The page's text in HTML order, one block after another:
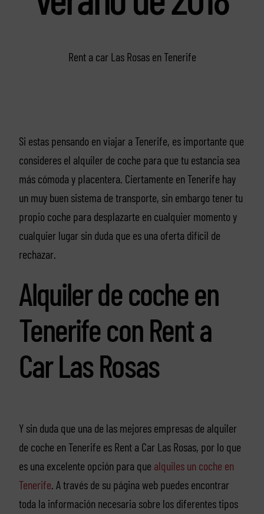
Rent a car Las Rosas en Tenerife
Si estas pensando en viajar a Tenerife, es importante que
consideres el alquiler de coche para que tu estancia sea
más cómoda y placentera. Ciertamente en Tenerife hay
un muy buen sistema de transporte, sin embargo tener tu
propio coche para desplazarte en cualquier momento y
cualquier lugar sin duda que es una oferta difícil de
rechazar.
Alquiler de coche en
Tenerife con Rent a
Car Las Rosas
Y sin duda que una de las mejores empresas de alquiler
de coche en Tenerife es Rent a Car Las Rosas, por lo que
es una excelente opción para que alquiles un coche en
Tenerife . A través de su página web puedes encontrar
toda la información necesaria sobre los diferentes tipos